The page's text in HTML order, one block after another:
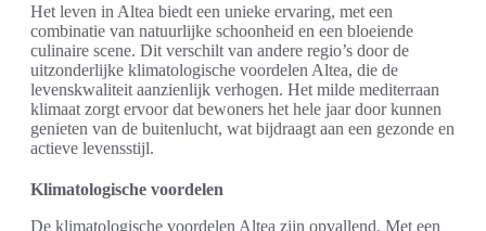
Het leven in Altea biedt een unieke ervaring, met een
combinatie van natuurlijke schoonheid en een bloeiende
culinaire scene. Dit verschilt van andere regio’s door de
uitzonderlijke klimatologische voordelen Altea, die de
levenskwaliteit aanzienlijk verhogen. Het milde mediterraan
klimaat zorgt ervoor dat bewoners het hele jaar door kunnen
genieten van de buitenlucht, wat bijdraagt aan een gezonde en
actieve levensstijl.
Klimatologische voordelen
De klimatologische voordelen Altea zijn opvallend. Met een